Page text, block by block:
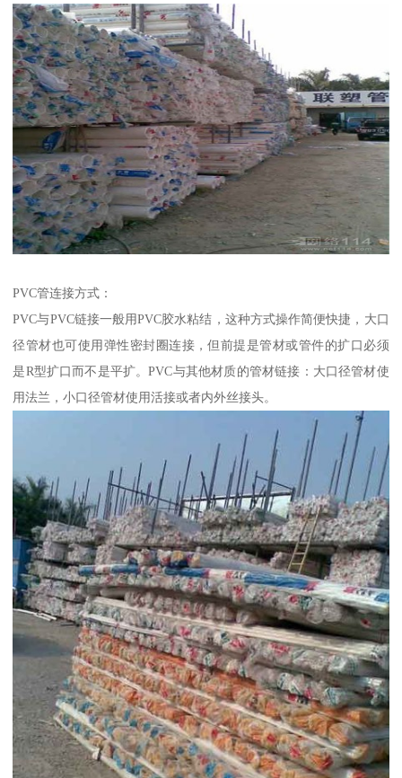
PVC管连接方式：
PVC与PVC链接一般用PVC胶水粘结，这种方式操作简便快捷，大口
径管材也可使用弹性密封圈连接，但前提是管材或管件的扩口必须
是R型扩口而不是平扩。PVC与其他材质的管材链接：大口径管材使
用法兰，小口径管材使用活接或者内外丝接头。